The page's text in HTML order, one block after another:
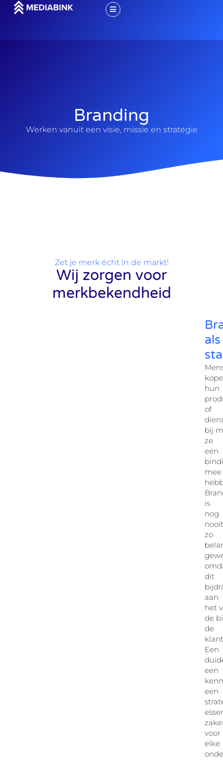
Branding
Werken vanuit een visie, missie en strategie
Zet je merk écht in de markt!
Wij zorgen voor
merkbekendheid
als
hun
of
bij
ze
een
mee
is
nog
zo
dit
aan
het
de
de
Een
een
een
voor
elke